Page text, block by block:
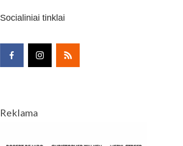
Socialiniai tinklai
Reklama